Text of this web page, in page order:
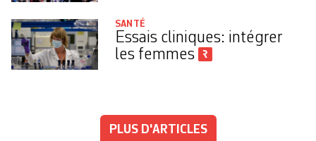
SANTÉ
Essais cliniques: intégrer
les femmes
PLUS D'ARTICLES